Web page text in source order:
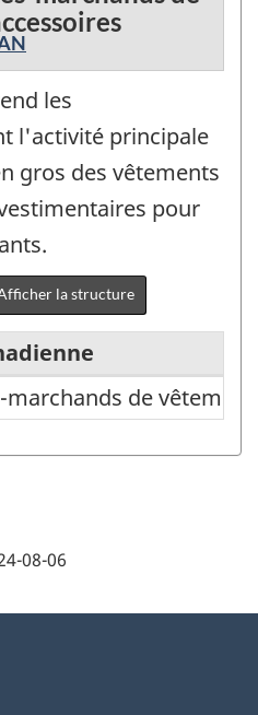
les
l'activité principale
gros des vêtements
pour
la structure
marchands de
marchands de
08-06